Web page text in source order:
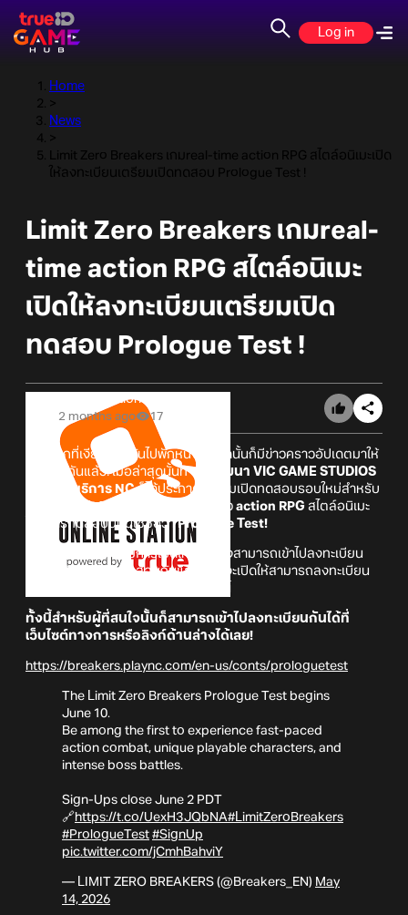
Log in
Home
>
News
>
Limit Zero Breakers เกมreal-time action RPG สไตล์อนิเมะเปิด
ให้ลงทะเบียนเตรียมเปิดทดสอบ Prologue Test !
Limit Zero Breakers เกมreal-
time action RPG สไตล์อนิเมะ
เปิดให้ลงทะเบียนเตรียมเปิด
ทดสอบ Prologue Test !
Online Station
2 months ago
17
หลังจากที่เงียบหายกันไปพักหนึ่ง ล่าสุดนั้นก็มีข่าวคราวอัปเดตมาให้
บอกต่อกันแล้ว! เมื่อล่าสุดนั้นทาง
ผู้พัฒนา VIC GAME STUDIOS
และ ผู้ให้บริการ NCก็ได้ประกาศเตรียมเปิดทดสอบรอบใหม่สำหรับ
Limit Zero Breakers เกมแนว action RPG สไตล์อนิเมะ
โดยการทดสอบนี้นั้นใช้ชื่อว่าPrologue Test!
และในตอนนี้นั้นก็ได้มีการเปิดให้ผู้ที่สนใจสามารถเข้าไปลงทะเบียน
เพื่อลุ้นรับสิทธิ์เข้าทดสอบกันแล้ว! โดยจะเปิดให้สามารถลงทะเบียน
ทั้งนี้สำหรับผู้ที่สนใจนั้นก็สามารถเข้าไปลงทะเบียนกันได้ที่
เว็บไซต์ทางการหรือลิงก์ด้านล่างได้เลย!
https://breakers.plaync.com/en-us/conts/prologuetest
The Limit Zero Breakers Prologue Test begins
June 10.
Be among the first to experience fast-paced
action combat, unique playable characters, and
intense boss battles.
Sign-Ups close June 2 PDT
🔗https://t.co/UexH3JQbNA#LimitZeroBreakers
#PrologueTest #SignUp
pic.twitter.com/jCmhBahviY
— LIMIT ZERO BREAKERS (@Breakers_EN) May
14, 2026